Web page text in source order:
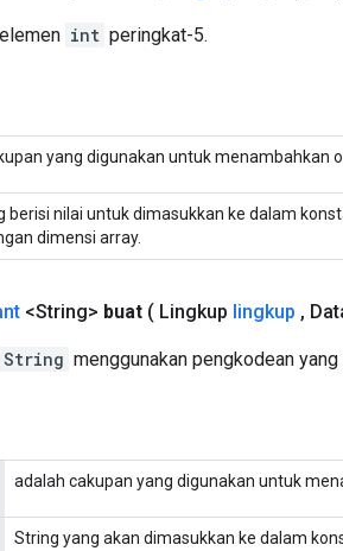
int peringkat-5.
yang digunakan untuk menambahkan
berisi nilai untuk dimasukkan ke dalam
dimensi array.
<String> buat ( Lingkup lingkup ,
String menggunakan pengkodean
adalah cakupan yang digunakan untuk
String yang akan dimasukkan ke dalam